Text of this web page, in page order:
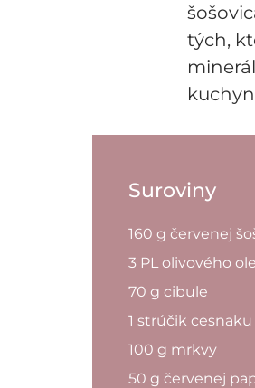
tých,
Suroviny
160 g červenej
3 PL olivového
70 g cibule
1 strúčik cesnaku
100 g mrkvy
50 g červenej